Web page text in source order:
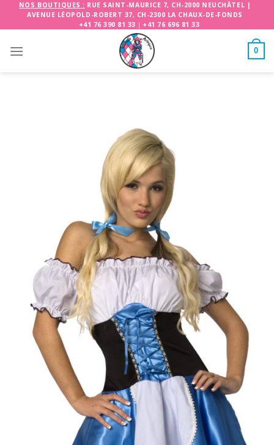
NOS BOUTIQUES : RUE SAINT-MAURICE 7, CH-2000 NEUCHÂTEL |
AVENUE LÉOPOLD-ROBERT 37, CH-2300 LA CHAUX-DE-FONDS
+41 76 390 81 33 | +41 76 696 81 33
0